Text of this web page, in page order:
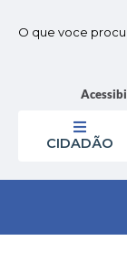
O que voce
CIDADÃO